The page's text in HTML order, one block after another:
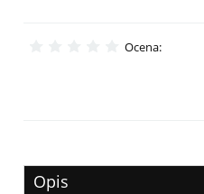
Ocena:
Opis